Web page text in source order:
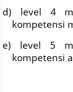
d) level 4
kompetensi
e) level 5
kompetensi